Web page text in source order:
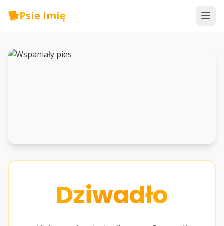
🐕Psie Imię
Dziwadło